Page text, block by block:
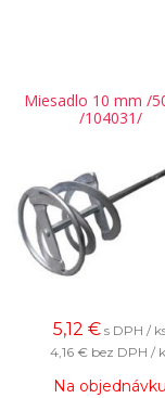
Miesadlo 10 mm /
/104031/
5,12 € s DPH /
4,16 € bez DPH /
Na objednávku